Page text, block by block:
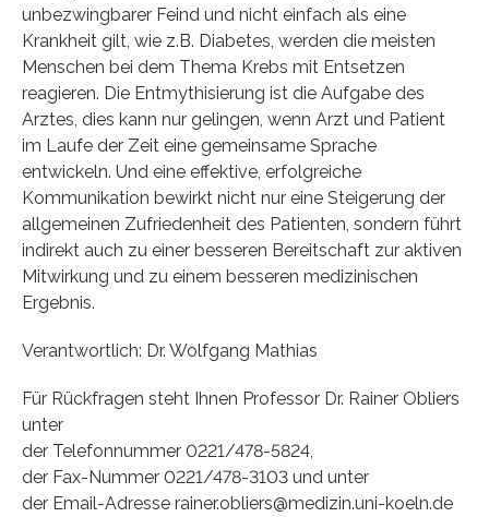
unbezwingbarer Feind und nicht einfach als eine
Krankheit gilt, wie z.B. Diabetes, werden die meisten
Menschen bei dem Thema Krebs mit Entsetzen
reagieren. Die Entmythisierung ist die Aufgabe des
Arztes, dies kann nur gelingen, wenn Arzt und Patient
im Laufe der Zeit eine gemeinsame Sprache
entwickeln. Und eine effektive, erfolgreiche
Kommunikation bewirkt nicht nur eine Steigerung der
allgemeinen Zufriedenheit des Patienten, sondern führt
indirekt auch zu einer besseren Bereitschaft zur aktiven
Mitwirkung und zu einem besseren medizinischen
Ergebnis.
Verantwortlich: Dr. Wolfgang Mathias
Für Rückfragen steht Ihnen Professor Dr. Rainer Obliers
unter
der Telefonnummer 0221/478-5824,
der Fax-Nummer 0221/478-3103 und unter
der Email-Adresse rainer.obliers@medizin.uni-koeln.de